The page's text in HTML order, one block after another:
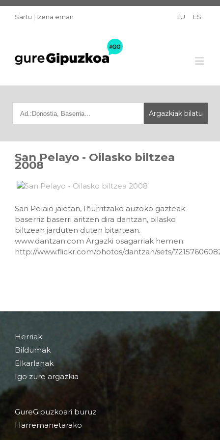
Sartu | Izena eman EU ES
San Pelayo - Oilasko biltzea
2008
San Pelaio jaietan, Iñurritzako auzoko gazteak
baserriz baserri aritzen dira dantzan, oilasko
biltzean jarduten duten bitartean.
www.dantzan.com Argazki osagarriak hemen:
http://www.flickr.com/photos/dantzan/sets/
Herriak
Bildumak
Elkarlanak
Igo zure argazkia
GureGipuzkoari buruz
Harremanetarako